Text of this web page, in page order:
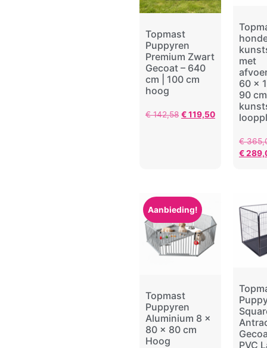
Topmast
Puppyren
Premium Zwart
Gecoat – 640
cm | 100 cm
hoog
€142,58 €119,50
met
60 x
90
€
€
Aanbieding!
Topmast
Puppyren
Aluminium 8 x
80 x 80 cm
Hoog
PVC